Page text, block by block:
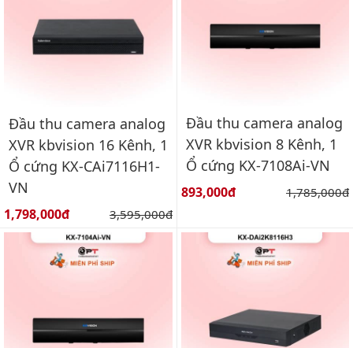
Đầu thu camera analog
XVR kbvision 16 Kênh, 1
Ổ cứng KX-CAi7116H1-
VN
Giá bán:
1,798,000đ Giá gốc:
3,595,000đ
Đầu thu camera analog
XVR kbvision 8 Kênh, 1
Ổ cứng KX-7108Ai-VN
Giá bán:
893,000đ Giá gốc:
1,785,000đ